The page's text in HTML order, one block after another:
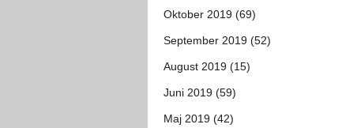
Oktober 2019 (69)
September 2019 (52)
August 2019 (15)
Juni 2019 (59)
Maj 2019 (42)